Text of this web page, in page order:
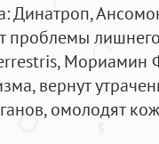
: Динатроп,
проблемы
Мориамин
вернут
омолодят